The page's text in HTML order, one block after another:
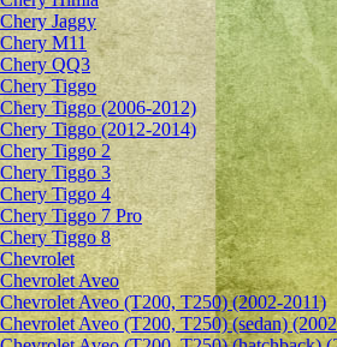
Chery Jaggy
Chery M11
Chery QQ3
Chery Tiggo
Chery Tiggo (2006-2012)
Chery Tiggo (2012-2014)
Chery Tiggo 2
Chery Tiggo 3
Chery Tiggo 4
Chery Tiggo 7 Pro
Chery Tiggo 8
Chevrolet
Сhevrolet Aveo
Chevrolet Aveo (T200, T250) (2002-2011)
Chevrolet Aveo (T200, T250) (sedan)